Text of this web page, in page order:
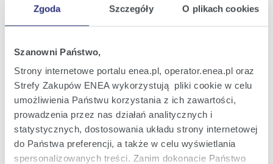
Zgoda Szczegóły O plikach cookies
Szanowni Państwo,
Strony internetowe portalu enea.pl, operator.enea.pl oraz
Strefy Zakupów ENEA wykorzystują pliki cookie w celu
umożliwienia Państwu korzystania z ich zawartości,
prowadzenia przez nas działań analitycznych i
statystycznych, dostosowania układu strony internetowej
do Państwa preferencji, a także w celu wyświetlania
spersonalizowanych treści. Zanim dokonacie Państwo
Zielona energia Dla domu
Zielona energia dla Małych firm
Instytucje publiczne
Podmioty współpracujące